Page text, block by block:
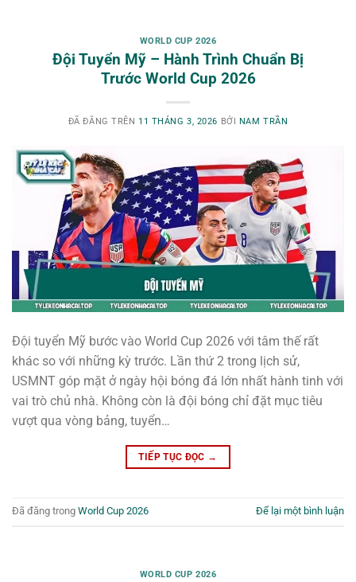
WORLD CUP 2026
Đội Tuyển Mỹ – Hành Trình Chuẩn Bị
Trước World Cup 2026
ĐÃ ĐĂNG TRÊN 11 THÁNG 3, 2026 BỞI NAM TRẦN
Đội tuyển Mỹ bước vào World Cup 2026 với tâm thế rất
khác so với những kỳ trước. Lần thứ 2 trong lịch sử,
USMNT góp mặt ở ngày hội bóng đá lớn nhất hành tinh với
vai trò chủ nhà. Không còn là đội bóng chỉ đặt mục tiêu
vượt qua vòng bảng, tuyển…
TIẾP TỤC ĐỌC →
Đã đăng trong World Cup 2026 Để lại một bình luận
WORLD CUP 2026